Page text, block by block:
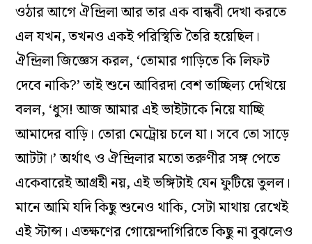
ওঠার আগে ঐন্দ্রিলা আর তার এক বান্ধবী দেখা করতে
এল যখ‌ন, তখনও একই পরিস্থিতি তৈরি হয়েছিল।
ঐন্দ্রিলা জিজ্ঞেস করল, ‘তোমার গাড়িতে কি লিফট
দেবে নাকি?’ তাই শুনে আবিরদা বেশ তাচ্ছিল্য দেখিয়ে
বলল, ‘ধুস! আজ আমার এই ভাইটাকে নিয়ে যাচ্ছি
আমাদের বাড়ি। তোরা মেট্রোয় চলে যা। সবে তো সাড়ে
আটটা।’ অর্থাৎ ও ঐন্দ্রিলার মতো তরুণীর সঙ্গ পেতে
একেবারেই আগ্রহী নয়, এই ভঙ্গিটাই যেন ফুটিয়ে তুলল।
মানে আমি যদি কিছু শুনেও থাকি, সেটা মাথায় রেখেই
এই স্টান্স। এতক্ষণের গোয়েন্দাগিরিতে কিছু না বুঝলেও